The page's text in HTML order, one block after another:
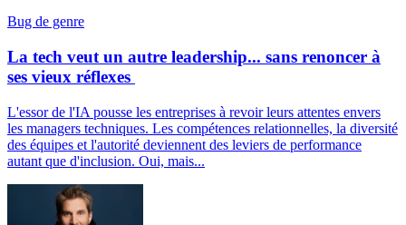
Bug de genre
La tech veut un autre leadership... sans renoncer à
ses vieux réflexes
L'essor de l'IA pousse les entreprises à revoir leurs attentes envers
les managers techniques. Les compétences relationnelles, la diversité
des équipes et l'autorité deviennent des leviers de performance
autant que d'inclusion. Oui, mais...